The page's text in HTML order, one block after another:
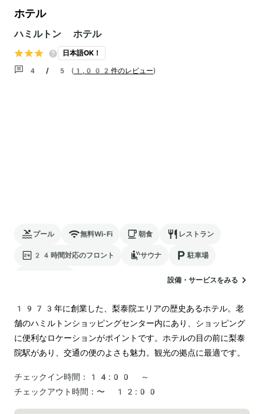
ホテル
ハミルトン ホテル
日本語OK！
4 / 5 ( 1,002件のレビュー)
プール 無料Wi-Fi 朝食 レストラン
24時間対応のフロント サウナ 駐車場
設備・サービスをみる
1973年に創業した、梨泰院エリアの歴史あるホテル。老
舗のハミルトンショッピングセンター内にあり、ショッピング
に便利なロケーションがポイントです。ホテルの目の前に梨泰
院駅があり、交通の便のよさも魅力。観光の拠点に最適です。
チェックイン時間：
14:00 ～
チェックアウト時間： 〜 12:00